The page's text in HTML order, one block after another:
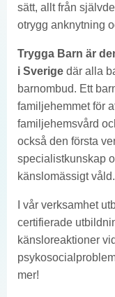
sätt, allt från
otrygg anknytning
Trygga Barn är
i Sverige där alla
barnombud. Ett
familjehemmet för
familjehemsvård
också den första
specialistkunskap
känslomässigt våld.
I vår verksamhet
certifierade
känsloreaktioner
mer!